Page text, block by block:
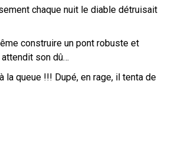
chaque nuit le diable détruisait
construire un pont robuste et
son dû…
la queue !!! Dupé, en rage, il tenta de